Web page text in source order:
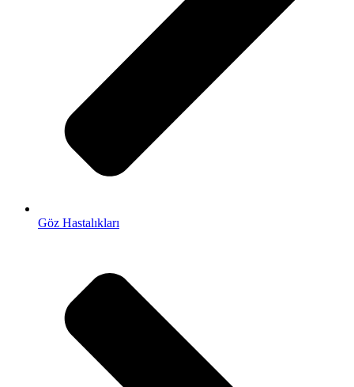
Göz Hastalıkları